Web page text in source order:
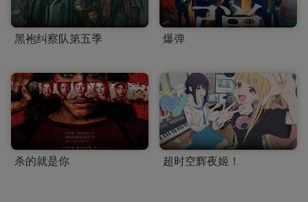
黑袍纠察队第五季 爆弹
杀的就是你 超时空辉夜姬！